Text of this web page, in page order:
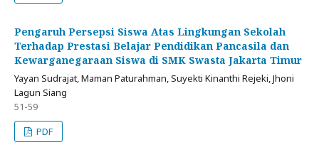
Pengaruh Persepsi Siswa Atas Lingkungan Sekolah
Terhadap Prestasi Belajar Pendidikan Pancasila dan
Kewarganegaraan Siswa di SMK Swasta Jakarta Timur
Yayan Sudrajat, Maman Paturahman, Suyekti Kinanthi Rejeki, Jhoni
Lagun Siang
51-59
PDF